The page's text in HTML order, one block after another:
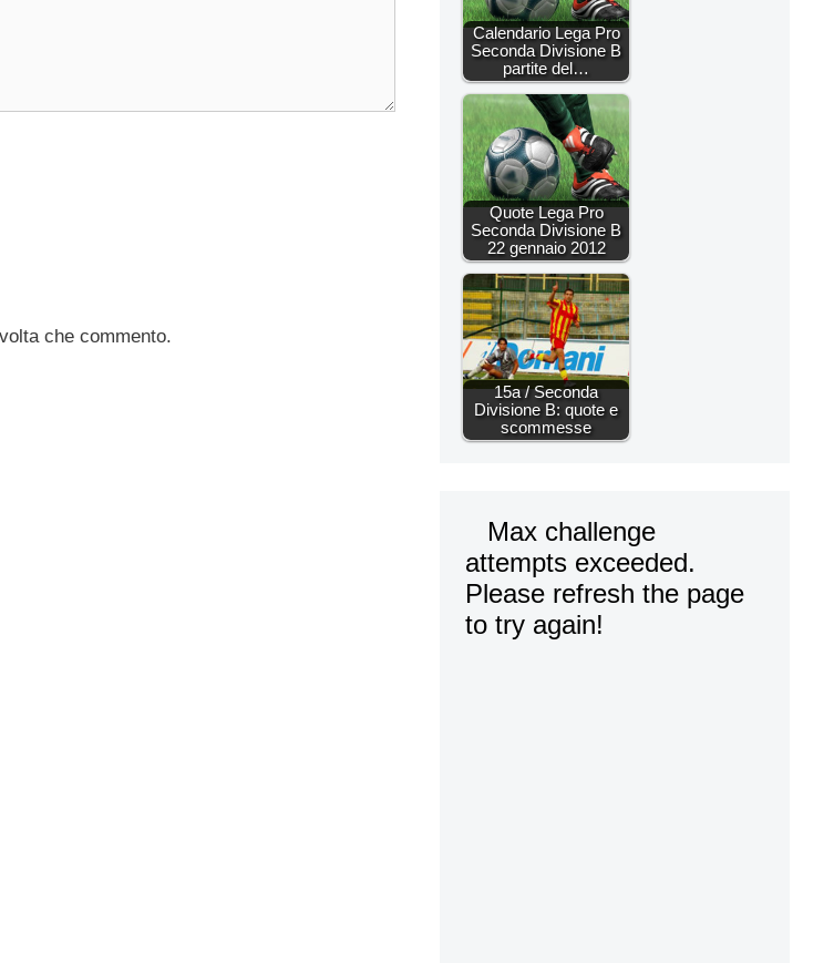
che commento.
Calendario Lega Pro
Seconda Divisione B
partite del…
Quote Lega Pro
Seconda Divisione B
22 gennaio 2012
15a / Seconda
Divisione B: quote e
scommesse